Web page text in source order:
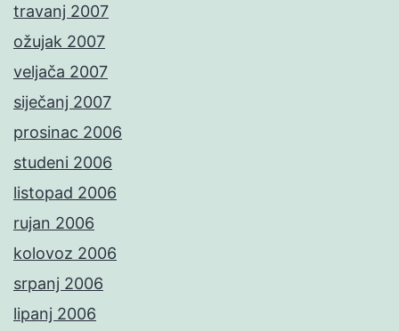
travanj 2007
ožujak 2007
veljača 2007
siječanj 2007
prosinac 2006
studeni 2006
listopad 2006
rujan 2006
kolovoz 2006
srpanj 2006
lipanj 2006